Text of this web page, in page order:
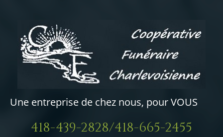
Une entreprise de chez nous, pour VOUS
418-439-2828/418-665-2455